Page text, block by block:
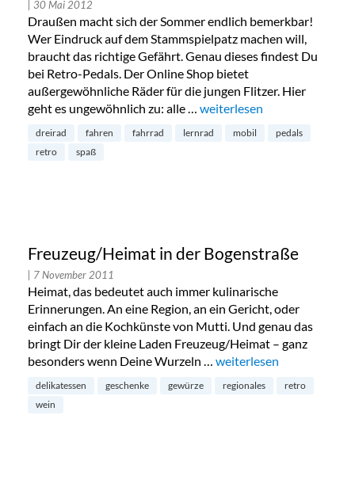
| 30 Mai 2012
Draußen macht sich der Sommer endlich bemerkbar!
Wer Eindruck auf dem Stammspielpatz machen will,
braucht das richtige Gefährt. Genau dieses findest Du
bei Retro-Pedals. Der Online Shop bietet
außergewöhnliche Räder für die jungen Flitzer. Hier
geht es ungewöhnlich zu: alle … „Laufräder im Retro Look
weiterlesen
dreirad fahren fahrrad lernrad mobil
pedals
retro
spaß
Freuzeug/Heimat in der Bogenstraße
| 7 November 2011
Heimat, das bedeutet auch immer kulinarische
Erinnerungen. An eine Region, an ein Gericht, oder
einfach an die Kochkünste von Mutti. Und genau das
bringt Dir der kleine Laden Freuzeug/Heimat – ganz
besonders wenn Deine Wurzeln … „Freuzeug/Heimat in der
weiterlesen
delikatessen geschenke gewürze regionales
retro
wein